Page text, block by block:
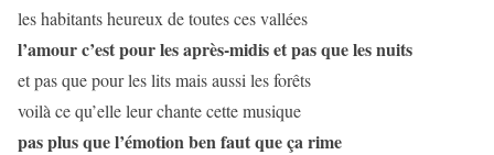
les habitants heureux de toutes ces vallées
l’amour c’est pour les après-midis et pas que les nuits
et pas que pour les lits mais aussi les forêts
voilà ce qu’elle leur chante cette musique
pas plus que l’émotion ben faut que ça rime